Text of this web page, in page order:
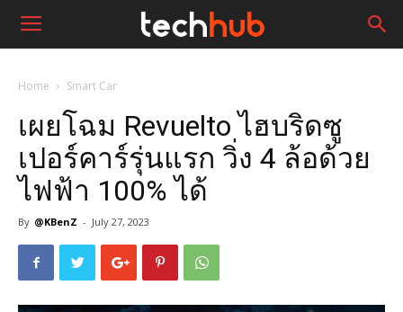
Home Smart Car
เผยโฉม Revuelto ไฮบริดซู
เปอร์คาร์รุ่นแรก วิ่ง 4 ล้อด้วย
ไฟฟ้า 100% ได้
By @KBenZ - July 27, 2023